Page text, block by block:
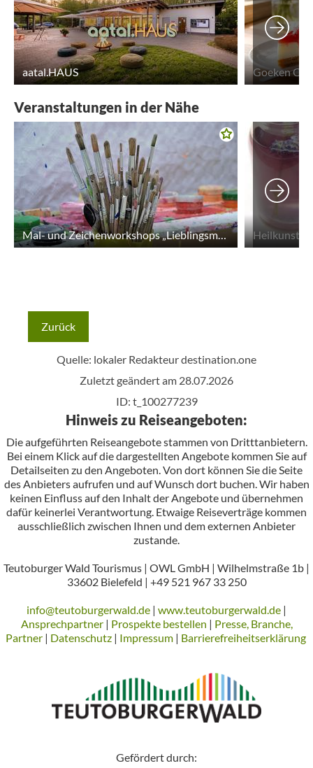
aatal.HAUS Goeken
Veranstaltungen in der Nähe
Mal- und Zeichenworkshops „Lieblingsmotive aus der Zeitreise in die Vergangenheit“ Heilkunst
Zurück
Quelle: lokaler Redakteurdestination.one
Zuletzt geändert am 28.07.2026
ID: t_100277239
Hinweis zu Reiseangeboten:
Die aufgeführten Reiseangebote stammen von Dritttanbietern.
Bei einem Klick auf die dargestellten Angebote kommen Sie auf
Detailseiten zu den Angeboten. Von dort können Sie die Seite
des Anbieters aufrufen und auf Wunsch dort buchen. Wir haben
keinen Einfluss auf den Inhalt der Angebote und übernehmen
dafür keinerlei Verantwortung. Etwaige Reiseverträge kommen
ausschließlich zwischen Ihnen und dem externen Anbieter
zustande.
Teutoburger Wald Tourismus | OWL GmbH | Wilhelmstraße 1b |
33602 Bielefeld | +49 521 967 33 250
info@teutoburgerwald.de | www.teutoburgerwald.de |
Ansprechpartner| Prospekte bestellen | Presse, Branche,
Partner| Datenschutz| Impressum| Barrierefreiheitserklärung
Gefördert durch: